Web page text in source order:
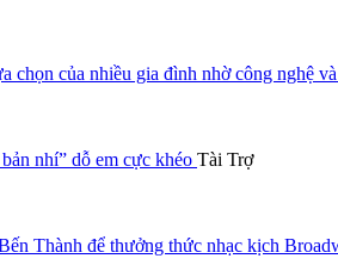
chọn của nhiều gia đình nhờ công nghệ
nhí” dỗ em cực khéo Tài Trợ
Thành để thưởng thức nhạc kịch